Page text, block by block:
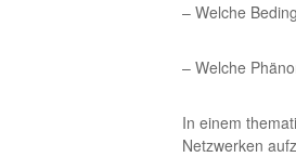
– Welche
– Welche
In einem
Netzwerken